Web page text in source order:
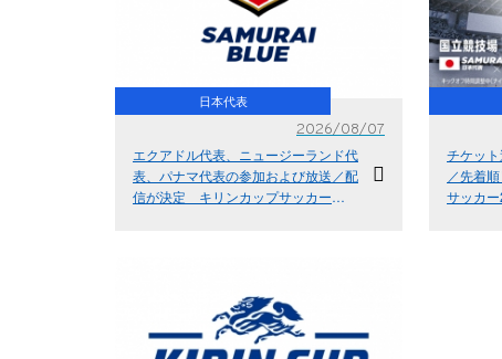
日本代表
2026/08/07
エクアドル代表、ニュージーランド代
表、パナマ代表の参加および放送／配
信が決定 キリンカップサッカー
チケッ
／先着
サッカ